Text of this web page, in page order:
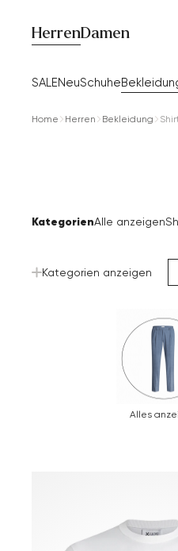
Herren
SALENeuSchuhe
Damen
Home Herren Bekleidung
KategorienAlle anzeigen
Kategorien anzeigen
Alles